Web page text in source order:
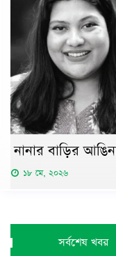
নানার বাড়ির
১৮ মে, ২০২৬
সর্বশেষ খবর